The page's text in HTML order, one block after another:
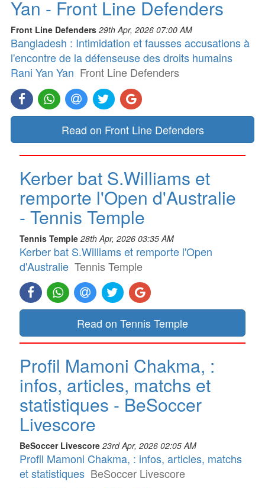
Yan - Front Line Defenders
Front Line Defenders 29th Apr, 2026 07:00 AM
Bangladesh : Intimidation et fausses accusations à
l'encontre de la défenseuse des droits humains
Rani Yan Yan Front Line Defenders
Read on Front Line Defenders
Kerber bat S.Williams et
remporte l'Open d'Australie
- Tennis Temple
Tennis Temple 28th Apr, 2026 03:35 AM
Kerber bat S.Williams et remporte l'Open
d'Australie Tennis Temple
Read on Tennis Temple
Profil Mamoni Chakma, :
infos, articles, matchs et
statistiques - BeSoccer
Livescore
BeSoccer Livescore 23rd Apr, 2026 02:05 AM
Profil Mamoni Chakma, : infos, articles, matchs
et statistiques BeSoccer Livescore